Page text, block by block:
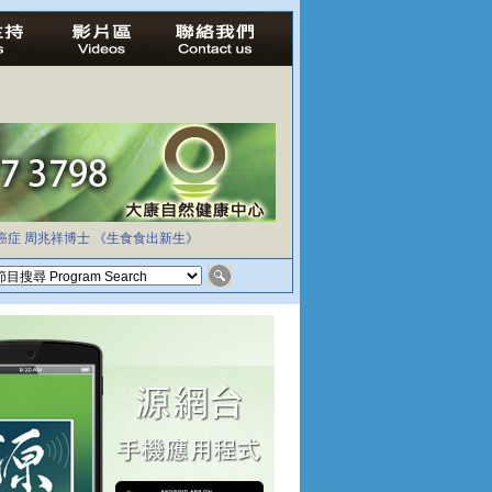
症 周兆祥博士 《生食食出新生》